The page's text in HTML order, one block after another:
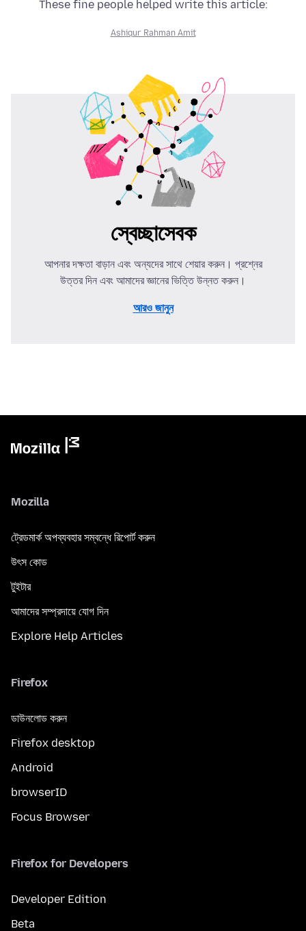
These fine people helped write this article:
Ashiqur Rahman Amit
স্বেচ্ছাসেবক
আপনার দক্ষতা বাড়ান এবং অন্যদের সাথে শেয়ার করুন। প্রশ্নের
উত্তর দিন এবং আমাদের জ্ঞানের ভিত্তি উন্নত করুন।
আরও জানুন
Mozilla
ট্রেডমার্ক অপব্যবহার সম্বন্ধে রিপোর্ট করুন
উৎস কোড
টুইটার
আমাদের সম্প্রদায়ে যোগ দিন
Explore Help Articles
Firefox
ডাউনলোড করুন
Firefox desktop
Android
browserID
Focus Browser
Firefox for Developers
Developer Edition
Beta